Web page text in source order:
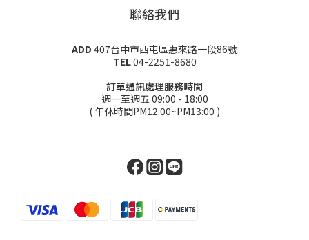
聯絡我們
ADD 407台中市西屯區惠來路一段86號
TEL04-2251-8680
訂單通訊處理服務時間
週一至週五 09:00 - 18:00
( 午休時間PM12:00~PM13:00 )